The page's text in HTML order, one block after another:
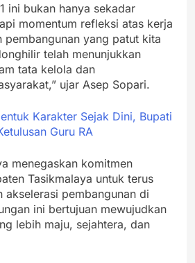
ini bukan hanya sekadar
momentum refleksi atas kerja
pembangunan yang patut kita
telah menunjukkan
tata kelola dan
ujar Asep Sopari.
Karakter Sejak Dini, Bupati
Guru RA
menegaskan komitmen
Tasikmalaya untuk terus
akselerasi pembangunan di
ini bertujuan mewujudkan
lebih maju, sejahtera, dan